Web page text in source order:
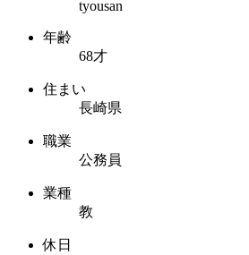
tyousan
年齢
68才
住まい
長崎県
職業
公務員
業種
教
休日